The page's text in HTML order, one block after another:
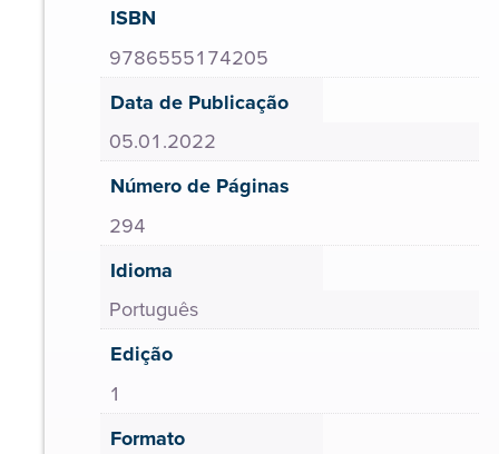
ISBN
9786555174205
Data de Publicação
05.01.2022
Número de Páginas
294
Idioma
Português
Edição
1
Formato